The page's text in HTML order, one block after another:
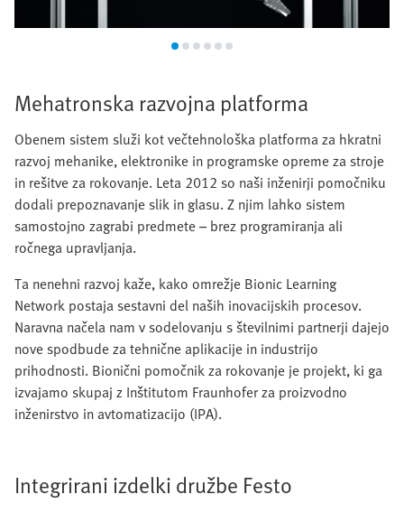
Mehatronska razvojna platforma
Obenem sistem služi kot večtehnološka platforma za hkratni
razvoj mehanike, elektronike in programske opreme za stroje
in rešitve za rokovanje. Leta 2012 so naši inženirji pomočniku
dodali prepoznavanje slik in glasu. Z njim lahko sistem
samostojno zagrabi predmete – brez programiranja ali
ročnega upravljanja.
Ta nenehni razvoj kaže, kako omrežje Bionic Learning
Network postaja sestavni del naših inovacijskih procesov.
Naravna načela nam v sodelovanju s številnimi partnerji dajejo
nove spodbude za tehnične aplikacije in industrijo
prihodnosti. Bionični pomočnik za rokovanje je projekt, ki ga
izvajamo skupaj z Inštitutom Fraunhofer za proizvodno
inženirstvo in avtomatizacijo (IPA).
Integrirani izdelki družbe Festo